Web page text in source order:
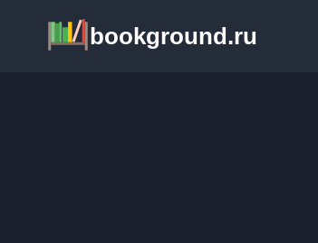
содержимому
bookground.ru